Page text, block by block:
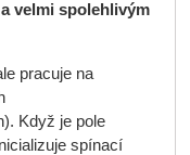
velmi spolehlivým
pracuje na
Když je pole
spínací